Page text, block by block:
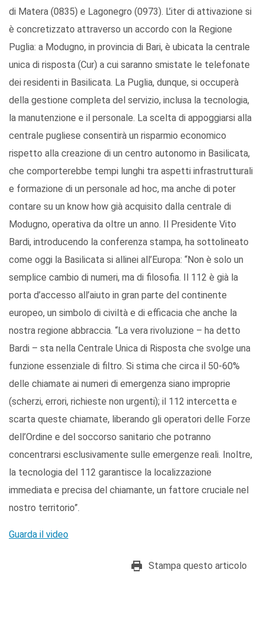
di Matera (0835) e Lagonegro (0973). L’iter di attivazione si
è concretizzato attraverso un accordo con la Regione
Puglia: a Modugno, in provincia di Bari, è ubicata la centrale
unica di risposta (Cur) a cui saranno smistate le telefonate
dei residenti in Basilicata. La Puglia, dunque, si occuperà
della gestione completa del servizio, inclusa la tecnologia,
la manutenzione e il personale. La scelta di appoggiarsi alla
centrale pugliese consentirà un risparmio economico
rispetto alla creazione di un centro autonomo in Basilicata,
che comporterebbe tempi lunghi tra aspetti infrastrutturali
e formazione di un personale ad hoc, ma anche di poter
contare su un know how già acquisito dalla centrale di
Modugno, operativa da oltre un anno. Il Presidente Vito
Bardi, introducendo la conferenza stampa, ha sottolineato
come oggi la Basilicata si allinei all’Europa: “Non è solo un
semplice cambio di numeri, ma di filosofia. Il 112 è già la
porta d’accesso all’aiuto in gran parte del continente
europeo, un simbolo di civiltà e di efficacia che anche la
nostra regione abbraccia. “La vera rivoluzione – ha detto
Bardi – sta nella Centrale Unica di Risposta che svolge una
funzione essenziale di filtro. Si stima che circa il 50-60%
delle chiamate ai numeri di emergenza siano improprie
(scherzi, errori, richieste non urgenti); il 112 intercetta e
scarta queste chiamate, liberando gli operatori delle Forze
dell’Ordine e del soccorso sanitario che potranno
concentrarsi esclusivamente sulle emergenze reali. Inoltre,
la tecnologia del 112 garantisce la localizzazione
immediata e precisa del chiamante, un fattore cruciale nel
nostro territorio”.
Guarda il video
Stampa questo articolo